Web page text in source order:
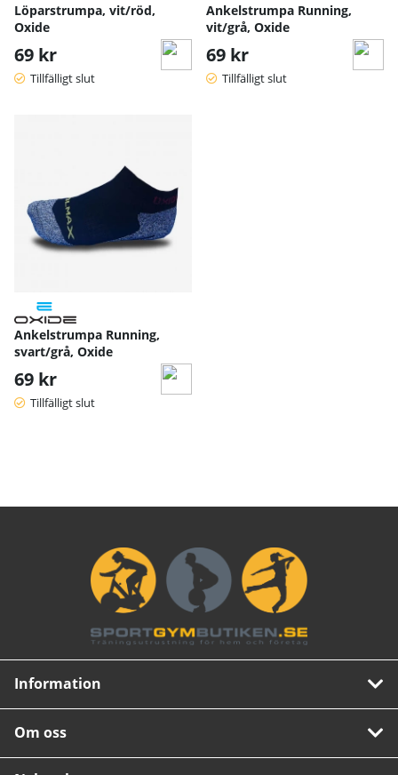
Löparstrumpa, vit/röd,
Oxide
69 kr
Tillfälligt slut
Ankelstrumpa Running,
vit/grå, Oxide
69 kr
Tillfälligt slut
Ankelstrumpa Running,
svart/grå, Oxide
69 kr
Tillfälligt slut
Information
Om oss